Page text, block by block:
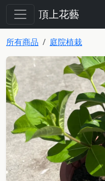
頂上花藝
所有商品 庭院植栽